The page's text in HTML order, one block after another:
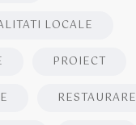
LOCALE
PROIECT
RESTAURARE